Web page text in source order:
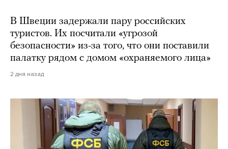
В Швеции задержали пару российских
туристов. Их посчитали «угрозой
безопасности» из-за того, что они поставили
палатку рядом с домом «охраняемого лица»
2 дня назад